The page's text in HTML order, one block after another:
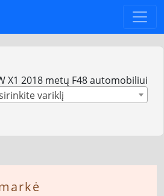
X1 2018 metų F48 automobiliui
variklį